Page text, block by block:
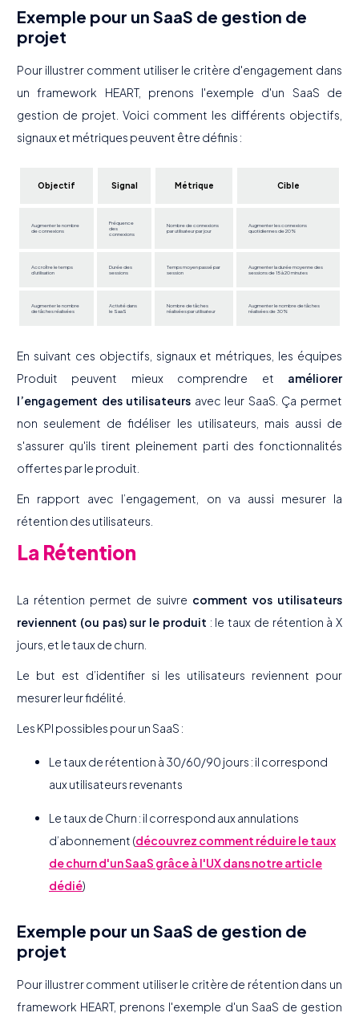
Exemple pour un SaaS de gestion de
projet
Pour illustrer comment utiliser le critère d'engagement dans
un framework HEART, prenons l'exemple d'un SaaS de
gestion de projet. Voici comment les différents objectifs,
signaux et métriques peuvent être définis :
Objectif Signal Métrique Cible
Augmenter le nombre
de connexions
Fréquence
des
connexions
Nombre de connexions
par utilisateur par jour
Augmenter les connexions
quotidiennes de 20%
Accroître le temps
d'utilisation
Durée des
sessions
Temps moyen passé par
session
Augmenter la durée moyenne des
sessions de 15 à 20 minutes
Augmenter le nombre
de tâches réalisées
Activité dans
le SaaS
Nombre de tâches
réalisées par utilisateur
Augmenter le nombre de tâches
réalisées de 30%
En suivant ces objectifs, signaux et métriques, les équipes
Produit peuvent mieux comprendre et améliorer
l’engagement des utilisateurs avec leur SaaS. Ça permet
non seulement de fidéliser les utilisateurs, mais aussi de
s'assurer qu'ils tirent pleinement parti des fonctionnalités
offertes par le produit.
En rapport avec l’engagement, on va aussi mesurer la
rétention des utilisateurs.
La Rétention
La rétention permet de suivre comment vos utilisateurs
reviennent (ou pas) sur le produit : le taux de rétention à X
jours, et le taux de churn.
Le but est d’identifier si les utilisateurs reviennent pour
mesurer leur fidélité.
Les KPI possibles pour un SaaS :
Le taux de rétention à 30/60/90 jours : il correspond
aux utilisateurs revenants
Le taux de Churn : il correspond aux annulations
d’abonnement (découvrez comment réduire le taux
de churn d'un SaaS grâce à l'UX dans notre article
dédié)
Exemple pour un SaaS de gestion de
projet
Pour illustrer comment utiliser le critère de rétention dans un
framework HEART, prenons l'exemple d'un SaaS de gestion